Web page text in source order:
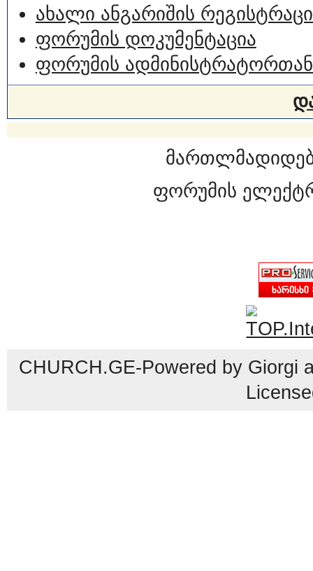
ახალი ანგარიშის
ფორუმის დოკუმენტაცია
ფორუმის ადმინისტრატორთან
ფორუმის
CHURCH.GE-Powered by Giorgi